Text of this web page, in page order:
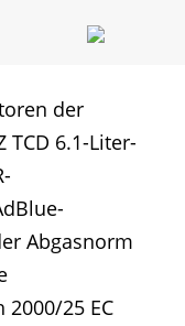
der
TCD 6.1-Liter-
Abgasnorm
2000/25 EC